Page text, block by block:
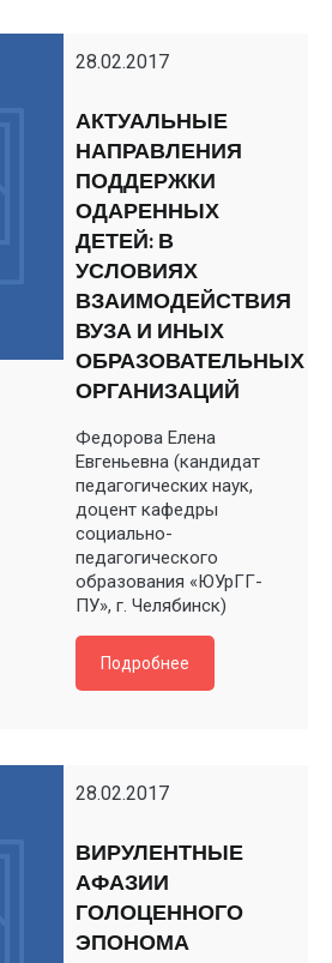
28.02.2017
АКТУАЛЬНЫЕ
НАПРАВЛЕНИЯ
ПОДДЕРЖКИ
ОДАРЕННЫХ
ДЕТЕЙ: В
УСЛОВИЯХ
ВЗАИМОДЕЙСТВИЯ
ВУЗА И ИНЫХ
ОБРАЗОВАТЕЛЬНЫХ
ОРГАНИЗАЦИЙ
Федорова Елена
Евгеньевна (кандидат
педагогических наук,
доцент кафедры
социально-
педагогического
образования «ЮУрГГ-
ПУ», г. Челябинск)
Подробнее
28.02.2017
ВИРУЛЕНТНЫЕ
АФАЗИИ
ГОЛОЦЕННОГО
ЭПОНОМА